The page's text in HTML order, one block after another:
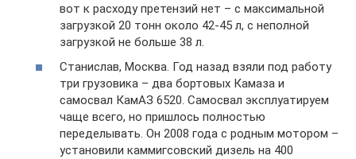
вот к расходу претензий нет – с максимальной
загрузкой 20 тонн около 42-45 л, с неполной
загрузкой не больше 38 л.
Станислав, Москва. Год назад взяли под работу
три грузовика – два бортовых Камаза и
самосвал КамАЗ 6520. Самосвал эксплуатируем
чаще всего, но пришлось полностью
переделывать. Он 2008 года с родным мотором –
установили каммигсовский дизель на 400